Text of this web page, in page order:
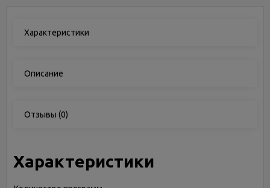
Характеристики
Описание
Отзывы (0)
Характеристики